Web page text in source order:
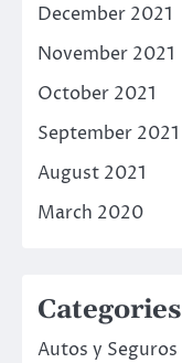
December 2021
November 2021
October 2021
September 2021
August 2021
March 2020
Categories
Autos y Seguros